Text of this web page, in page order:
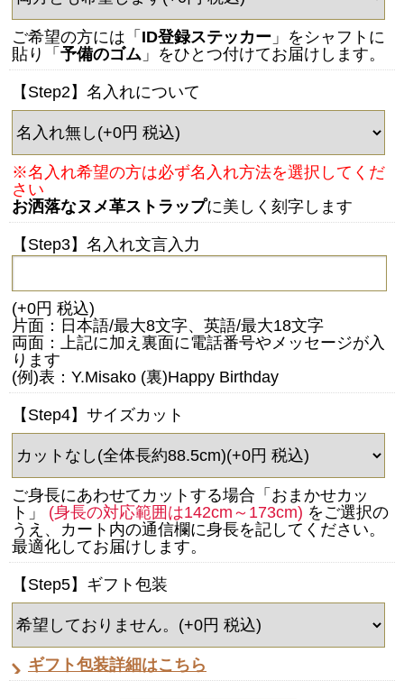
ご希望の方には「 ID登録ステッカー 」をシャフトに
貼り「 予備のゴム 」をひとつ付けてお届けします。
【Step2】名入れについて
※名入れ希望の方は必ず名入れ方法を選択してくだ
さい
お洒落なヌメ革ストラップに美しく刻字します
【Step3】名入れ文言入力
(+0円 税込)
片面：日本語/最大8文字、英語/最大18文字
両面：上記に加え裏面に電話番号やメッセージが入
ります
(例)表：Y.Misako (裏)Happy Birthday
【Step4】サイズカット
ご身長にあわせてカットする場合「おまかせカッ
ト」 (身長の対応範囲は142cm～173cm) をご選択の
うえ、カート内の通信欄に身長を記してください。
最適化してお届けします。
【Step5】ギフト包装
ギフト包装詳細はこちら